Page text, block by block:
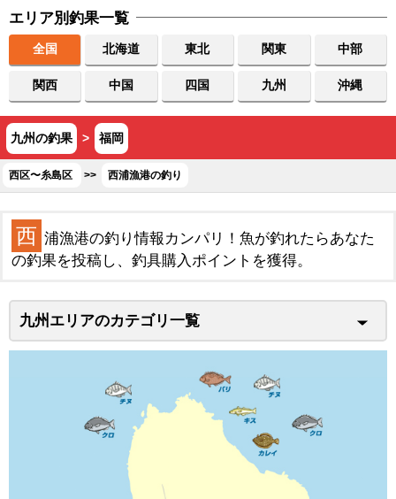
エリア別釣果一覧
全国 北海道 東北 関東 中部
関西 中国 四国 九州 沖縄
九州の釣果 > 福岡
西区〜糸島区 >> 西浦漁港の釣り
西 浦漁港の釣り情報カンパリ！魚が釣れたらあなた
の釣果を投稿し、釣具購入ポイントを獲得。
九州エリアのカテゴリ一覧